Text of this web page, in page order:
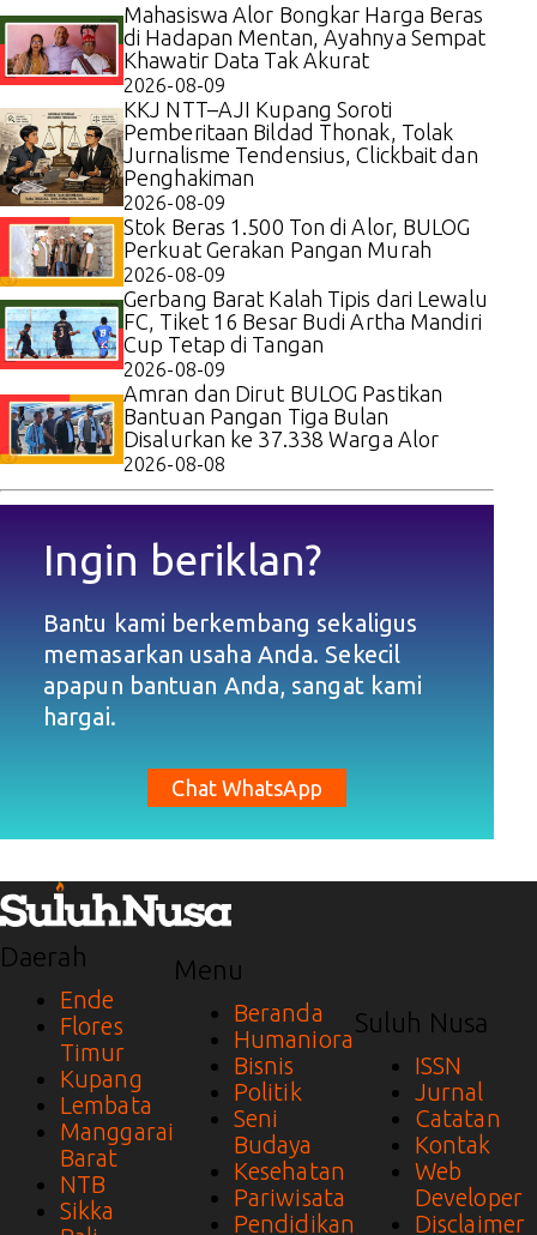
Mahasiswa Alor Bongkar Harga Beras
di Hadapan Mentan, Ayahnya Sempat
Khawatir Data Tak Akurat
2026-08-09
KKJ NTT–AJI Kupang Soroti
Pemberitaan Bildad Thonak, Tolak
Jurnalisme Tendensius, Clickbait dan
Penghakiman
2026-08-09
Stok Beras 1.500 Ton di Alor, BULOG
Perkuat Gerakan Pangan Murah
2026-08-09
Gerbang Barat Kalah Tipis dari Lewalu
FC, Tiket 16 Besar Budi Artha Mandiri
Cup Tetap di Tangan
2026-08-09
Amran dan Dirut BULOG Pastikan
Bantuan Pangan Tiga Bulan
Disalurkan ke 37.338 Warga Alor
2026-08-08
Ingin beriklan?
Bantu kami berkembang sekaligus
memasarkan usaha Anda. Sekecil
apapun bantuan Anda, sangat kami
hargai.
Chat WhatsApp
Daerah
Ende
Flores
Timur
Kupang
Lembata
Manggarai
Barat
NTB
Sikka
Menu
Beranda
Humaniora
Bisnis
Politik
Seni
Budaya
Kesehatan
Pariwisata
Pendidikan
Suluh Nusa
ISSN
Jurnal
Catatan
Kontak
Web
Developer
Disclaimer